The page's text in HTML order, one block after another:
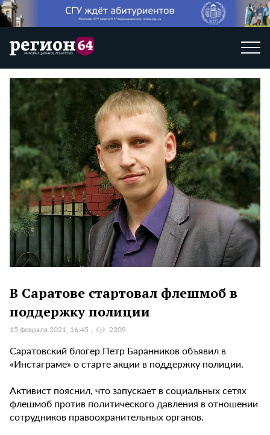
В Саратове стартовал флешмоб в
поддержку полиции
15 февраля 2021, 16:45 2209
Саратовский блогер Петр Баранников объявил в
«Инстаграме» о старте акции в поддержку полиции.
Активист пояснил, что запускает в социальных сетях
флешмоб против политического давления в отношении
сотрудников правоохранительных органов.